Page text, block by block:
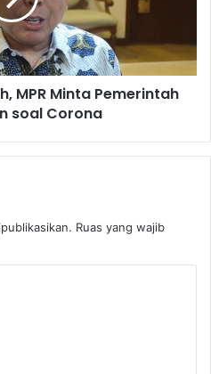
MPR Minta Pemerintah
soal Corona
Ruas yang wajib